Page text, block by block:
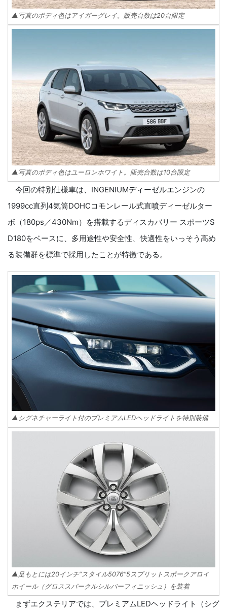
▲写真のボディ色はアイガーグレイ。販売台数は20台限定
▲写真のボディ色はユーロンホワイト。販売台数は10台限定
今回の特別仕様車は、INGENIUMディーゼルエンジンの
1999cc直列4気筒DOHCコモンレール式直噴ディーゼルター
ボ（180ps／430Nm）を搭載するディスカバリー スポーツS
D180をベースに、多用途性や安全性、快適性をいっそう高め
る装備群を標準で採用したことが特徴である。
▲シグネチャーライト付のプレミアムLEDヘッドライトを特別装備
▲足もとには20インチ“スタイル5076”5スプリットスポークアロイ
ホイール（グロススパークルシルバーフィニッシュ）を装着
まずエクステリアでは、プレミアムLEDヘッドライト（シグ